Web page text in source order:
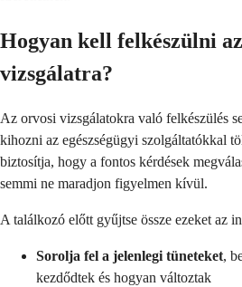
Hogyan kell felkészülni
vizsgálatra?
Az orvosi vizsgálatokra való felkészülés
kihozni az egészségügyi szolgáltatókkal
biztosítja, hogy a fontos kérdések
semmi ne maradjon figyelmen kívül.
A találkozó előtt gyűjtse össze ezeket az
Sorolja fel a jelenlegi tüneteket,
kezdődtek és hogyan változtak